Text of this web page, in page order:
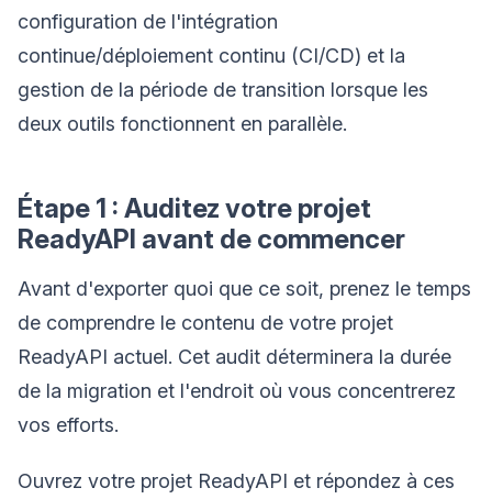
configuration de l'intégration
continue/déploiement continu (CI/CD) et la
gestion de la période de transition lorsque les
deux outils fonctionnent en parallèle.
Étape 1 : Auditez votre projet
ReadyAPI avant de commencer
Avant d'exporter quoi que ce soit, prenez le temps
de comprendre le contenu de votre projet
ReadyAPI actuel. Cet audit déterminera la durée
de la migration et l'endroit où vous concentrerez
vos efforts.
Ouvrez votre projet ReadyAPI et répondez à ces